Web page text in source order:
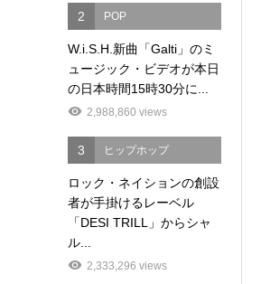
2 POP
W.i.S.H.新曲「Galti」のミ
ュージック・ビデオが本日
の日本時間15時30分に...
2,988,860 views
3 ヒップホップ
ロック・ネイションの創設
者が手掛けるレーベル
「DESI TRILL」からシャ
ル...
2,333,296 views